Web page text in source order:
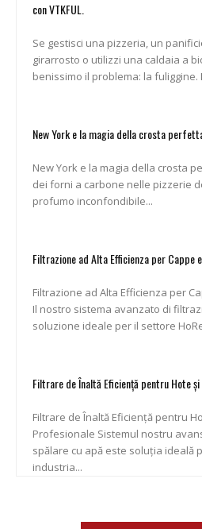
con VTKFUL.
Se gestisci una pizzeria, un
girarrosto o utilizzi una caldaia a
New York e la magia della crosta
New York e la magia della crosta
dei forni a carbone nelle pizzerie
profumo inconfondibile...
Filtrazione ad Alta Efficienza per Cappe
Filtrazione ad Alta Efficienza per
Il nostro sistema avanzato di
soluzione ideale per il settore
Filtrare de Înaltă Eficiență pentru Hote
Filtrare de Înaltă Eficiență pentru
Profesionale Sistemul nostru avansat de filtrare prin
spălare cu apă este soluția ideală
industria...